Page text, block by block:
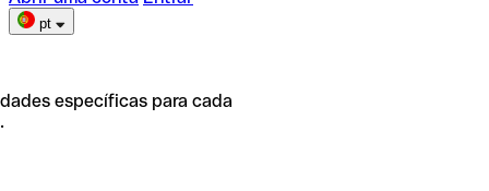
pt
específicas para cada